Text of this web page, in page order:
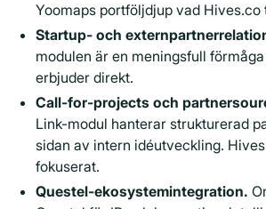
Yoomaps portföljdjup vad Hives.co
Startup- och
modulen är en meningsfull
erbjuder direkt.
Call-for-projects och
Link-modul hanterar strukturerad
sidan av intern idéutveckling.
fokuserat.
Questel-ekosystemintegration.